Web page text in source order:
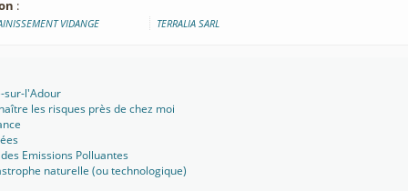
:
VIDANGE TERRALIA SARL
sur-l'Adour
les risques près de chez moi
Emissions Polluantes
naturelle (ou technologique)